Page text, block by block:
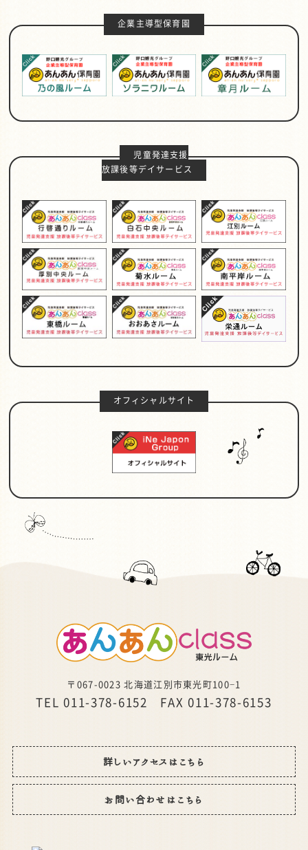
企業主導型保育園
児童発達支援
放課後等デイサービス
オフィシャルサイト
〒067-0023 北海道江別市東光町100−1
TEL 011-378-6152 FAX 011-378-6153
詳しいアクセスはこちら
お問い合わせはこちら